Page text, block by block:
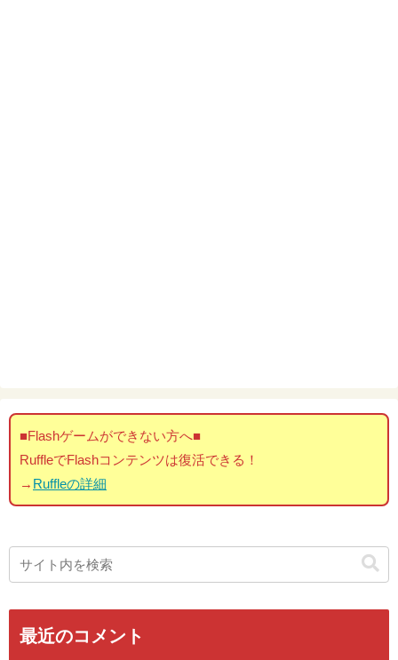
■Flashゲームができない方へ■
RuffleでFlashコンテンツは復活できる！
→ Ruffleの詳細
最近のコメント